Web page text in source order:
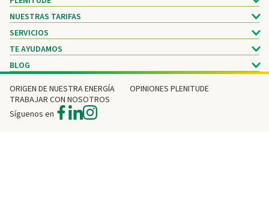
NUESTRAS TARIFAS
SERVICIOS
TE AYUDAMOS
BLOG
ORIGEN DE NUESTRA ENERGÍA
OPINIONES PLENITUDE
TRABAJAR CON NOSOTROS
Síguenos en